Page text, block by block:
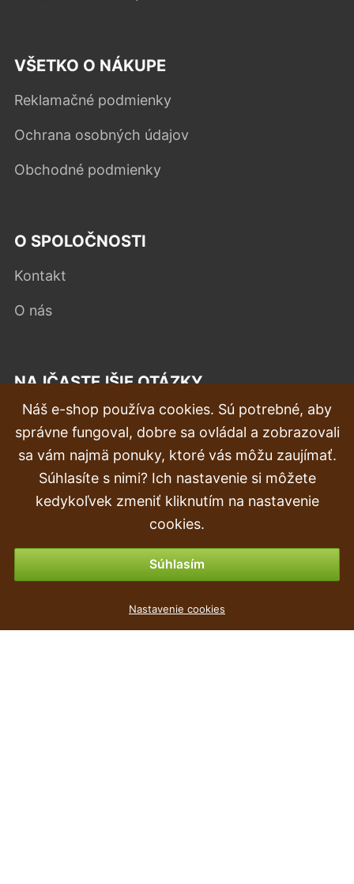
VŠETKO O NÁKUPE
Reklamačné podmienky
Ochrana osobných údajov
Obchodné podmienky
O SPOLOČNOSTI
Kontakt
O nás
NAJČASTEJŠIE OTÁZKY
Reklamácia
Doprava a doručenie
Objednávka
Vrátenie tovaru & vrátenie peňazí
Náš e-shop používa cookies. Sú potrebné, aby
správne fungoval, dobre sa ovládal a zobrazovali
sa vám najmä ponuky, ktoré vás môžu zaujímať.
Súhlasíte s nimi? Ich nastavenie si môžete
kedykoľvek zmeniť kliknutím na nastavenie
cookies.
Súhlasím
Nastavenie cookies